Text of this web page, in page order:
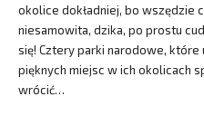
okolice dokładniej, bo wszędzie
niesamowita, dzika, po prostu
się! Cztery parki narodowe, które
pięknych miejsc w ich okolicach
wrócić…